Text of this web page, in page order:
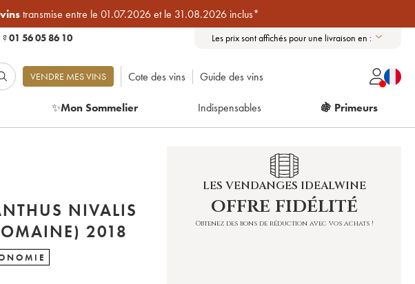
transmise entre le 01.07.2026 et le 31.08.2026 inclus*
?01 56 05 86 10 Les prix sont affichés pour une livraison en :
VENDRE MES VINS Cote des vins Guide des vins
✨Mon Sommelier Indispensables 🍇 Primeurs
NIVALIS
2018
LES VENDANGES IDEALWINE
offre fidélité
Obtenez des bons de réduction avec vos achats !